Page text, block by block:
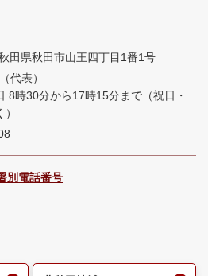
田県秋田市山王四丁目1番1号
代表）
8時30分から17時15分まで （祝日・
別電話番号